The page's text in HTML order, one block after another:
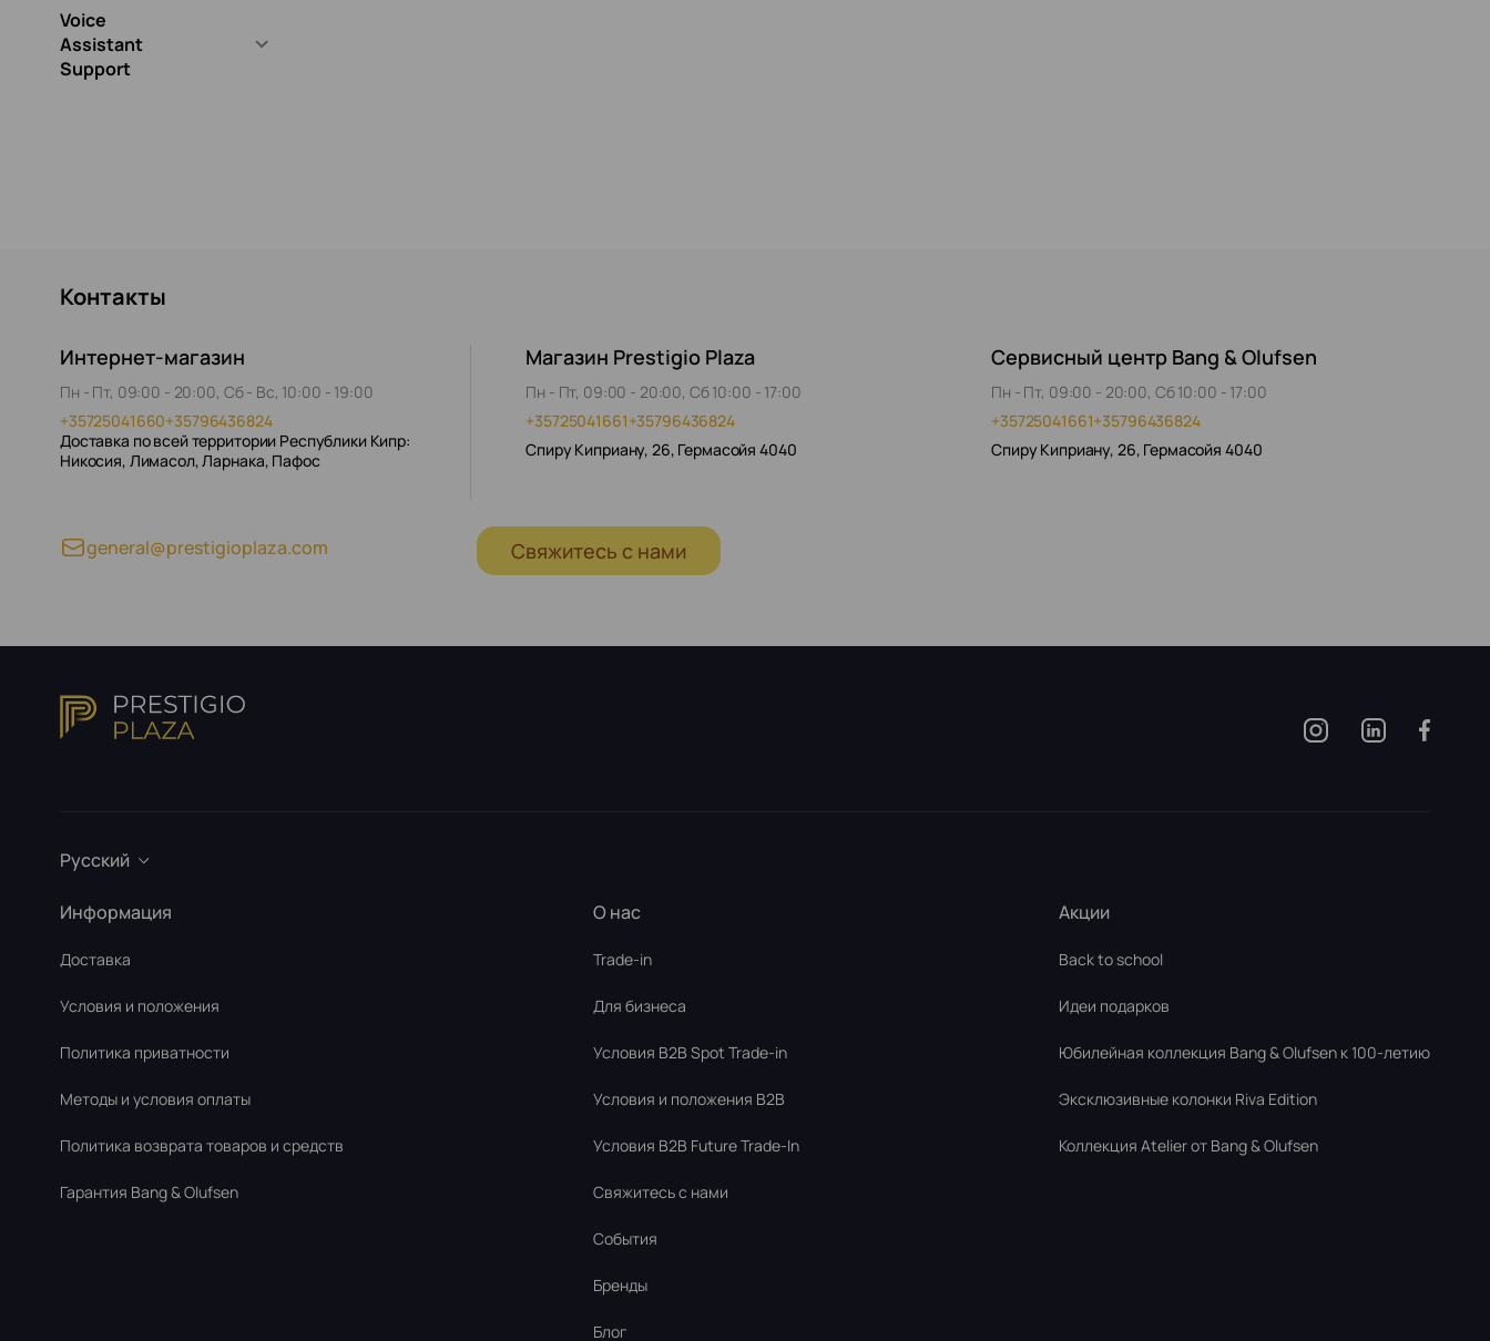
Voice
Assistant
Support
Контакты
Интернет-магазин
Пн - Пт, 09:00 - 20:00, Сб - Вс, 10:00 - 19:00
+35725041660+35796436824
Доставка по всей территории Республики Кипр:
Никосия, Лимасол, Ларнака, Пафос
Магазин Prestigio Plaza
Пн - Пт, 09:00 - 20:00, Сб 10:00 - 17:00
+35725041661+35796436824
Спиру Киприану, 26, Гермасойя 4040
Сервисный центр Bang & Olufsen
Пн - Пт, 09:00 - 20:00, Сб 10:00 - 17:00
+35725041661+35796436824
Спиру Киприану, 26, Гермасойя 4040
general@prestigioplaza.com Свяжитесь с нами
Русский
Информация
Доставка
Условия и положения
Политика приватности
Методы и условия оплаты
Политика возврата товаров и средств
Гарантия Bang & Olufsen
О нас
Trade-in
Для бизнеса
Условия В2В Spot Trade-in
Условия и положения B2B
Условия B2B Future Trade-In
Свяжитесь с нами
События
Бренды
Блог
Акции
Back to school
Идеи подарков
Юбилейная коллекция Bang & Olufsen к 100-летию
Эксклюзивные колонки Riva Edition
Коллекция Atelier от Bang & Olufsen